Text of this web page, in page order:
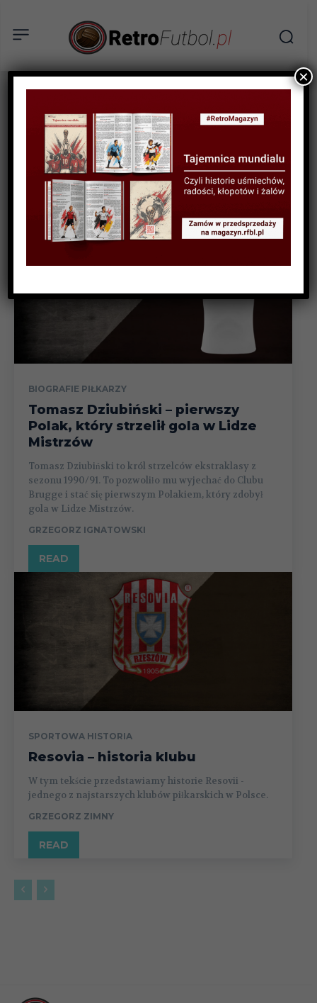
Tag: Aleksander
Brożyniak
BIOGRAFIE PIŁKARZY
Tomasz Dziubiński – pierwszy
Polak, który strzelił gola w Lidze
Mistrzów
Tomasz Dziubiński to król strzelców ekstraklasy z
sezonu 1990/91. To pozwoliło mu wyjechać do Clubu
Brugge i stać się pierwszym Polakiem, który zdobył
gola w Lidze Mistrzów.
GRZEGORZ IGNATOWSKI
READ
SPORTOWA HISTORIA
Resovia – historia klubu
W tym tekście przedstawiamy historie Resovii -
jednego z najstarszych klubów piłkarskich w Polsce.
GRZEGORZ ZIMNY
READ
×